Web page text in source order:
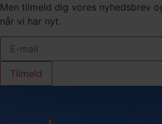
Men tilmeld dig vores nyhedsbrev
når vi har nyt.
Tilmeld